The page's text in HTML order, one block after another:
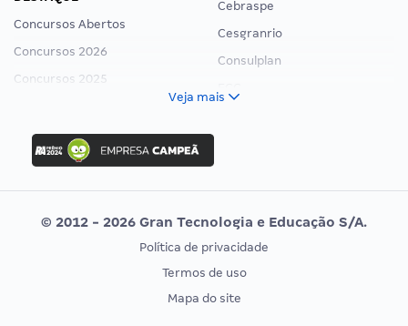
Concursos Abertos
Concursos 2026
Concursos 2025
Concurso Ibama
Concurso MPU
Editais publicados
Cebraspe
Cesgranrio
Consulplan
Vunesp
CONCURSOS POR PROFISSÃO
EXAME DE ORDEM
Veja mais
© 2012 - 2026 Gran Tecnologia e Educação S/A.
Política de privacidade
Termos de uso
Mapa do site